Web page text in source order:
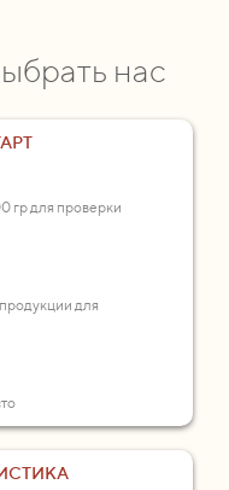
нас
гр для проверки
для